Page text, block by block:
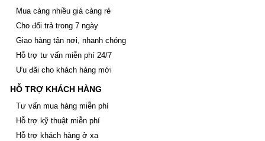
Mua càng nhiều giá càng rẻ
Cho đổi trả trong 7 ngày
Giao hàng tận nơi, nhanh chóng
Hỗ trợ tư vấn miễn phí 24/7
Ưu đãi cho khách hàng mới
HỖ TRỢ KHÁCH HÀNG
Tư vấn mua hàng miễn phí
Hỗ trợ kỹ thuật miễn phí
Hỗ trợ khách hàng ở xa